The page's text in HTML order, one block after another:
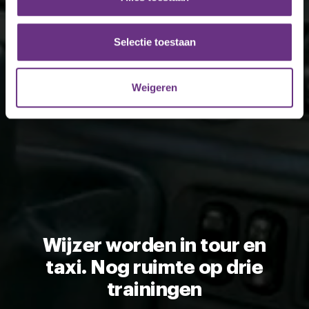
partners voor social media, adverteren en analyse. Deze
partners kunnen deze gegevens combineren met andere
informatie die u aan ze heeft verstrekt of die ze hebben
verzameld op basis van uw gebruik van hun services.
U kunt uw toestemming op elk moment wijzigen of
Selectie toestaan
Weigeren
Wijzer worden in tour en
taxi. Nog ruimte op drie
trainingen